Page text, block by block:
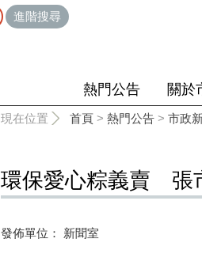
進階搜尋
熱門公告 關於
現在位置 首頁 > 熱門公告 > 市政
環保愛心粽義賣 張
發佈單位： 新聞室